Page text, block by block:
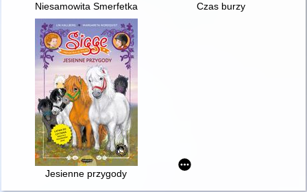
Niesamowita Smerfetka Czas burzy
Jesienne przygody